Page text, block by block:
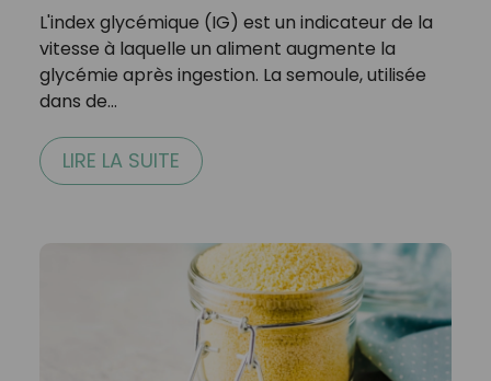
L'index glycémique (IG) est un indicateur de la
vitesse à laquelle un aliment augmente la
glycémie après ingestion. La semoule, utilisée
dans de…
LIRE LA SUITE